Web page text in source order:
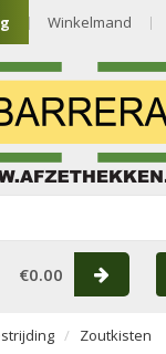
Winkelmand
€0.00
Zoutkisten